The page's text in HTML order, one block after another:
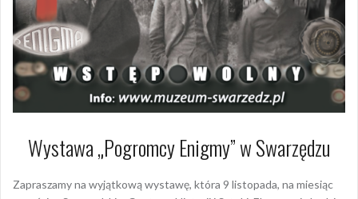
Wystawa „Pogromcy Enigmy” w Swarzędzu
Zapraszamy na wyjątkową wystawę, która 9 listopada, na miesiąc